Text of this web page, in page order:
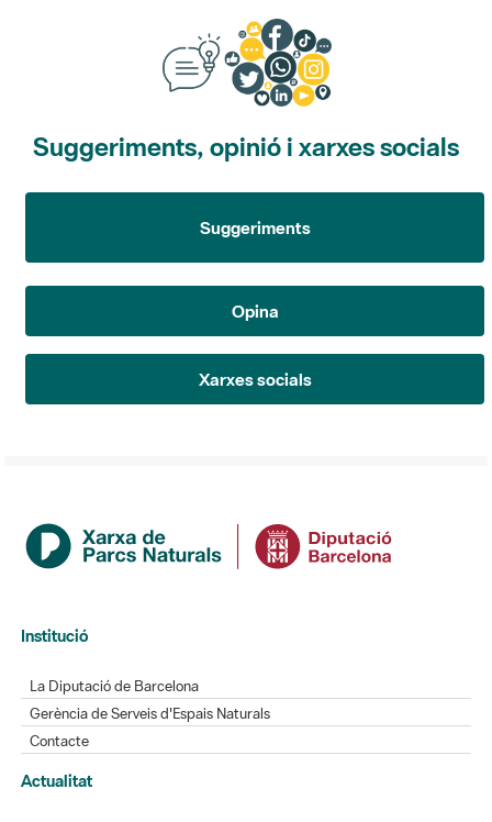
Suggeriments, opinió i xarxes socials
Suggeriments
Opina
Xarxes socials
Institució
La Diputació de Barcelona
Gerència de Serveis d'Espais Naturals
Contacte
Actualitat